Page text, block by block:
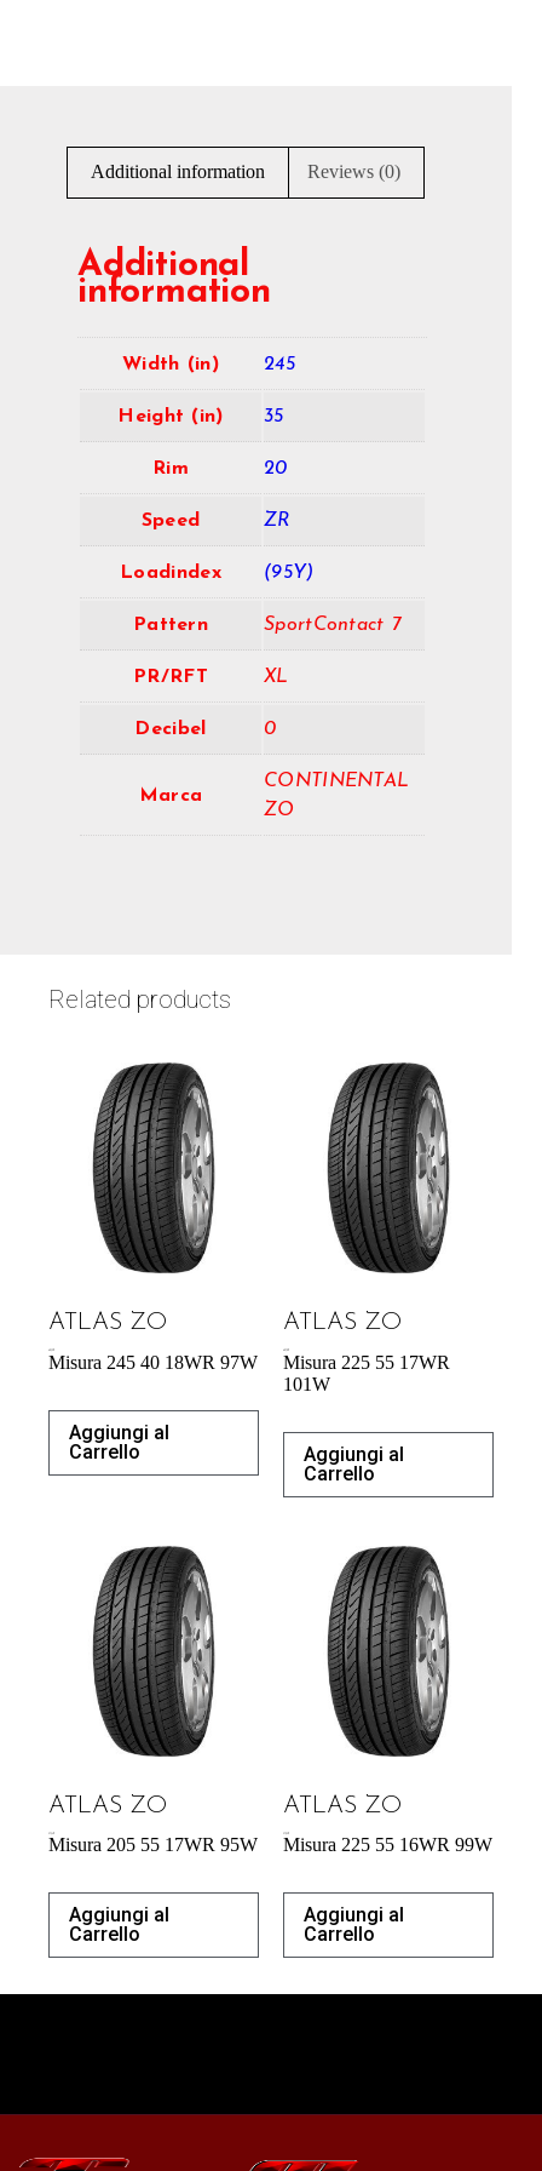
Additional information Reviews (0)
Additional
information
Width (in) 245
Height (in) 35
Rim 20
Speed ZR
Loadindex (95Y)
Pattern SportContact 7
PR/RFT XL
Decibel 0
Marca
CONTINENTAL
ZO
Related products
ATLAS ZO
Misura 245 40 18WR 97W
Aggiungi al
Carrello
ATLAS ZO
Misura 225 55 17WR
101W
Aggiungi al
Carrello
ATLAS ZO
Misura 205 55 17WR 95W
Aggiungi al
Carrello
ATLAS ZO
Misura 225 55 16WR 99W
Aggiungi al
Carrello